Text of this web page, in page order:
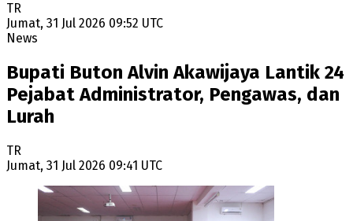
TR
Jumat, 31 Jul 2026 09:52 UTC
News
Bupati Buton Alvin Akawijaya Lantik 24
Pejabat Administrator, Pengawas, dan
Lurah
TR
Jumat, 31 Jul 2026 09:41 UTC